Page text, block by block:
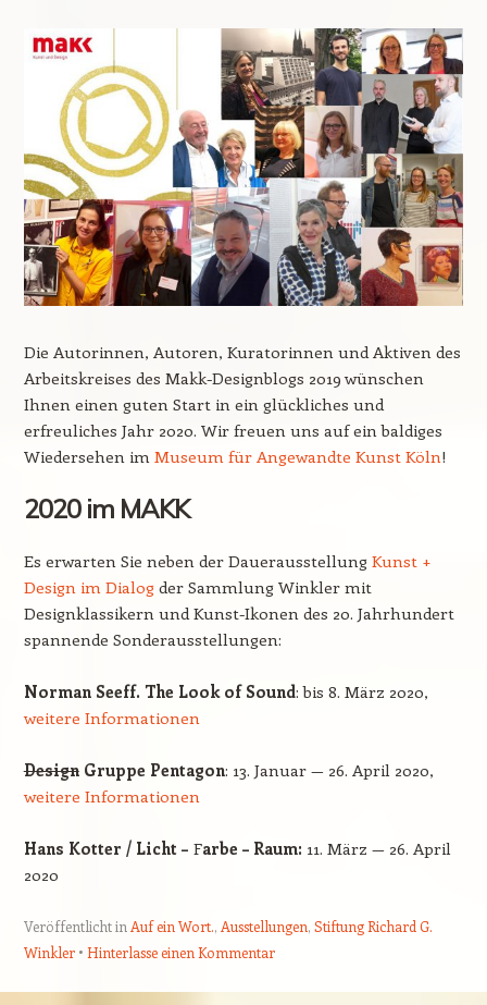
Die Autorinnen, Autoren, Kuratorinnen und Aktiven des
Arbeitskreises des Makk-Designblogs 2019 wünschen
Ihnen einen guten Start in ein glückliches und
erfreuliches Jahr 2020. Wir freuen uns auf ein baldiges
Wiedersehen im Museum für Angewandte Kunst Köln!
2020 im MAKK
Es erwarten Sie neben der Dauerausstellung Kunst +
Design im Dialogder Sammlung Winkler mit
Designklassikern und Kunst-Ikonen des 20. Jahrhundert
spannende Sonderausstellungen:
Norman Seeff. The Look of Sound: bis 8. März 2020,
weitere Informationen
DesignGruppe Pentagon: 13. Januar — 26. April 2020,
weitere Informationen
Hans Kotter / Licht – Farbe – Raum: 11. März — 26. April
2020
Veröffentlicht in Auf ein Wort., Ausstellungen, Stiftung Richard G.
Winkler
Hinterlasse einen Kommentar